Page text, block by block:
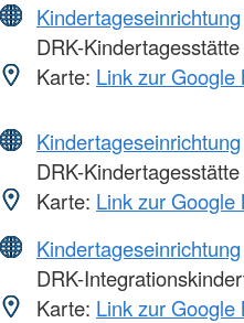
Kindertageseinrichtung
DRK-Kindertagesstätte
Karte: Link zur Google
Kindertageseinrichtung
DRK-Kindertagesstätte
Karte: Link zur Google
Kindertageseinrichtung
DRK-
Karte: Link zur Google